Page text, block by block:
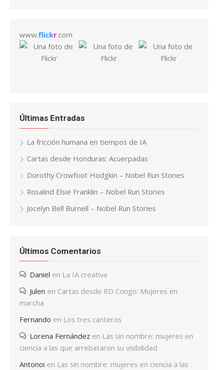
www.flickr.com
Últimas Entradas
La fricción humana en tiempos de IA
Cartas desde Honduras: Acuerpadas
Dorothy Crowfoot Hodgkin – Nobel Run Stories
Rosalind Elsie Franklin – Nobel Run Stories
Jocelyn Bell Burnell – Nobel Run Stories
Últimos Comentarios
Daniel en La IA creativa
Julen en Cartas desde RD Congo: Mujeres en
marcha
Fernando en Los tres canteros
Lorena Fernández en Las sin nombre: mujeres en
ciencia a las que arrebataron su visibilidad
Antonoi en Las sin nombre: mujeres en ciencia a las